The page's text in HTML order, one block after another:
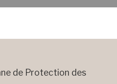
de Protection des